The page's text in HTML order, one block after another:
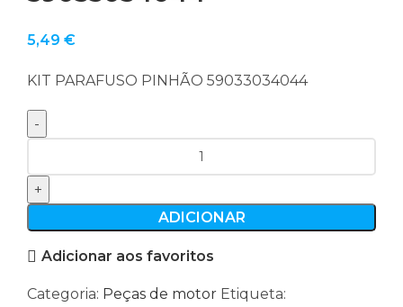
5,49 €
KIT PARAFUSO PINHÃO 59033034044
de
KIT
59033034044
ADICIONAR
Adicionar aos favoritos
Categoria: Peças de motor Etiqueta: